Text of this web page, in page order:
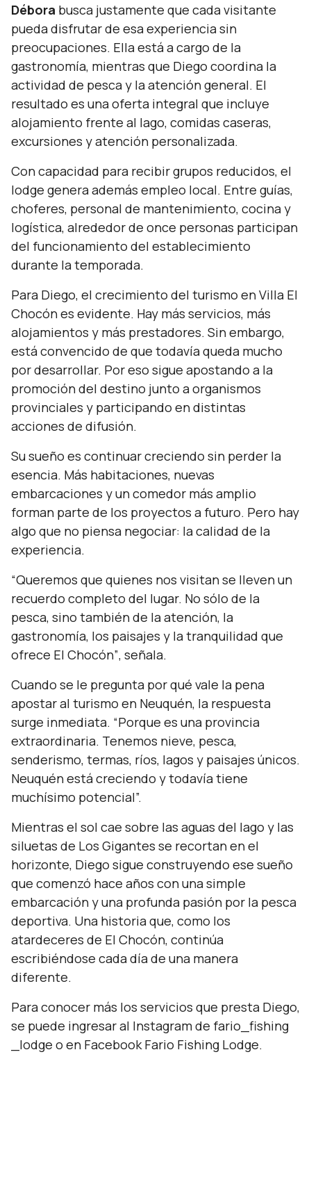
Débora busca justamente que cada visitante
pueda disfrutar de esa experiencia sin
preocupaciones. Ella está a cargo de la
gastronomía, mientras que Diego coordina la
actividad de pesca y la atención general. El
resultado es una oferta integral que incluye
alojamiento frente al lago, comidas caseras,
excursiones y atención personalizada.
Con capacidad para recibir grupos reducidos, el
lodge genera además empleo local. Entre guías,
choferes, personal de mantenimiento, cocina y
logística, alrededor de once personas participan
del funcionamiento del establecimiento
durante la temporada.
Para Diego, el crecimiento del turismo en Villa El
Chocón es evidente. Hay más servicios, más
alojamientos y más prestadores. Sin embargo,
está convencido de que todavía queda mucho
por desarrollar. Por eso sigue apostando a la
promoción del destino junto a organismos
provinciales y participando en distintas
acciones de difusión.
Su sueño es continuar creciendo sin perder la
esencia. Más habitaciones, nuevas
embarcaciones y un comedor más amplio
forman parte de los proyectos a futuro. Pero hay
algo que no piensa negociar: la calidad de la
experiencia.
“Queremos que quienes nos visitan se lleven un
recuerdo completo del lugar. No sólo de la
pesca, sino también de la atención, la
gastronomía, los paisajes y la tranquilidad que
ofrece El Chocón”, señala.
Cuando se le pregunta por qué vale la pena
apostar al turismo en Neuquén, la respuesta
surge inmediata. “Porque es una provincia
extraordinaria. Tenemos nieve, pesca,
senderismo, termas, ríos, lagos y paisajes únicos.
Neuquén está creciendo y todavía tiene
muchísimo potencial”.
Mientras el sol cae sobre las aguas del lago y las
siluetas de Los Gigantes se recortan en el
horizonte, Diego sigue construyendo ese sueño
que comenzó hace años con una simple
embarcación y una profunda pasión por la pesca
deportiva. Una historia que, como los
atardeceres de El Chocón, continúa
escribiéndose cada día de una manera
diferente.
Para conocer más los servicios que presta Diego,
se puede ingresar al Instagram de fario_fishing
_lodge o en Facebook Fario Fishing Lodge.